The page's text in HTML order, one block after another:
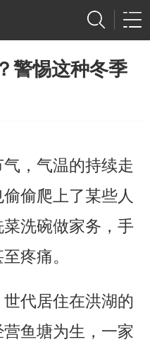
警惕这种冬季
，气温的持续走
偷爬上了某些人
洗碗做家务，手
疼痛。
代居住在洪湖的
鱼塘为生，一家